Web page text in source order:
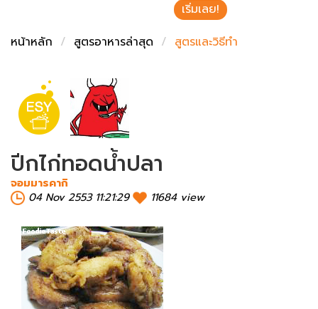
เริ่มเลย!
หน้าหลัก
สูตรอาหารล่าสุด สูตรและวิธีทำ
ปีกไก่ทอดน้ำปลา
จอมมารคากิ
04 Nov 2553 11:21:29
11684 view